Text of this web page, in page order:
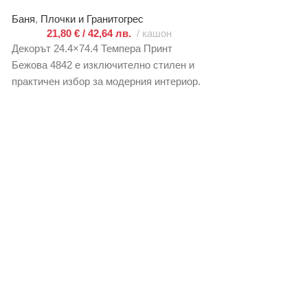
Баня, Плочки и Гранитогрес
21,80€ / 42,64 лв.
кашон
Декорът 24.4×74.4 Темпера Принт
Бежова 4842 е изключително стилен и
практичен избор за модерния интериор.